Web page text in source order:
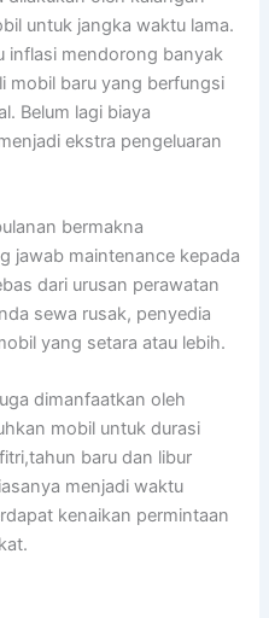
untuk jangka waktu lama.
inflasi mendorong banyak
mobil baru yang berfungsi
Belum lagi biaya
ekstra pengeluaran
bermakna
jawab maintenance kepada
dari urusan perawatan
sewa rusak, penyedia
yang setara atau lebih.
dimanfaatkan oleh
mobil untuk durasi
baru dan libur
menjadi waktu
kenaikan permintaan